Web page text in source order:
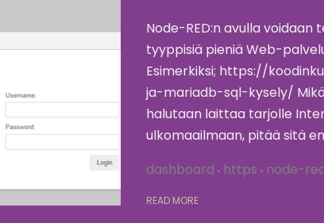
Node-RED:n avulla voidaan
tyyppisiä pieniä Web-
Esimerkiksi; https://
ja-mariadb-sql-kysely/
halutaan laittaa tarjolle
ulkomaailmaan, pitää sitä
dashboard
https node-
READ MORE